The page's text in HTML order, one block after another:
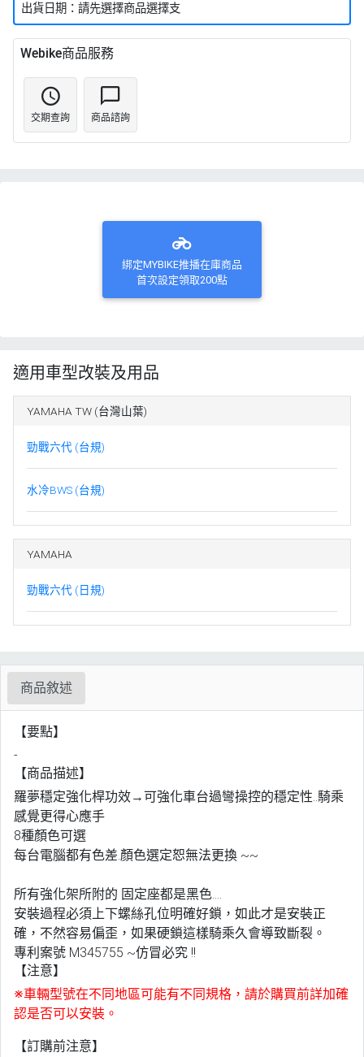
出貨日期：請先選擇商品選擇支
Webike商品服務
交期查詢 商品諮詢
綁定MYBIKE推播在庫商品
首次設定領取200點
適用車型改裝及用品
YAMAHA TW (台灣山葉)
勁戰六代 (台規)
水冷BWS (台規)
YAMAHA
勁戰六代 (日規)
商品敘述
【要點】
-
【商品描述】
羅夢穩定強化桿功效→可強化車台過彎操控的穩定性..騎乘
感覺更得心應手
8種顏色可選
每台電腦都有色差.顏色選定恕無法更換 ~~
所有強化架所附的 固定座都是黑色....
安裝過程必須上下螺絲孔位明確好鎖，如此才是安裝正
確，不然容易偏歪，如果硬鎖這樣騎乘久會導致斷裂。
專利案號 M345755 ~仿冒必究 !!
【注意】
※車輛型號在不同地區可能有不同規格，請於購買前詳加確
認是否可以安裝。
【訂購前注意】